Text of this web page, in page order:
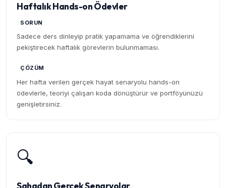
Haftalık Hands-on Ödevler
SORUN
Sadece ders dinleyip pratik yapamama ve öğrendiklerini
pekiştirecek haftalık görevlerin bulunmaması.
ÇÖZÜM
Her hafta verilen gerçek hayat senaryolu hands-on
ödevlerle, teoriyi çalışan koda dönüştürür ve portföyünüzü
genişletirsiniz.
🔍
Sahadan Gerçek Senaryolar